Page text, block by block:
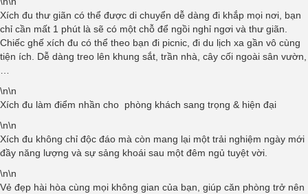
Xích đu thư giãn có thể được di chuyển dễ dàng đi khắp mọi nơi, bạn
chỉ cần mất 1 phút là sẽ có một chỗ để ngồi nghỉ ngơi và thư giãn.
Chiếc ghế xích đu có thể theo bạn đi picnic, đi du lịch xa gần vô cùng
tiện ích. Dễ dàng treo lên khung sắt, trần nhà, cây cối ngoài sân vườn,
\n\n
Xích đu làm điểm nhần cho phòng khách sang trọng & hiện đại
\n\n
Xích đu không chỉ độc đáo mà còn mang lại một trải nghiệm ngày mới
đầy năng lượng và sự sảng khoái sau một đêm ngủ tuyệt vời.
\n\n
Vẻ đẹp hài hòa cùng mọi không gian của bạn, giúp căn phòng trở nên